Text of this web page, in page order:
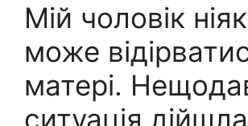
Мій чоловік
може
матері.
ситуація